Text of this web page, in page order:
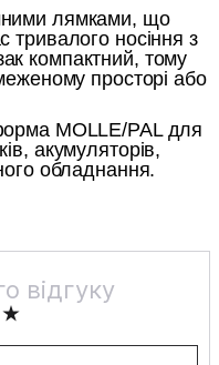
лямками, що
тривалого носіння з
компактний, тому
просторі або
MOLLE/PAL для
акумуляторів,
обладнання.
відгуку